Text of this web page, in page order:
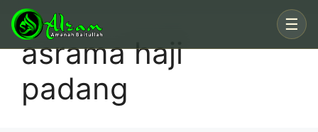
☰
Skip
contentasrama haji
padang